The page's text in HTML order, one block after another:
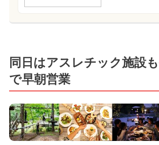
同日はアスレチック施設
で早朝営業